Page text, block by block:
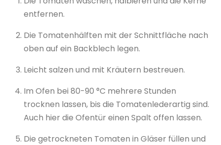
entfernen.
Die Tomatenhälften mit der Schnittfläche nach
oben auf ein Backblech legen.
Leicht salzen und mit Kräutern bestreuen.
Im Ofen bei 80-90 °C mehrere Stunden
trocknen lassen, bis die Tomatenlederartig sind.
Auch hier die Ofentür einen Spalt offen lassen.
Die getrockneten Tomaten in Gläser füllen und